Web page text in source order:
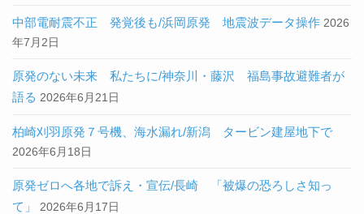
中部電耐震不正 発覚後も/浜岡原発 地震波データ操作 2026
年7月2日
原発のない未来 私たちに/神奈川・藤沢 福島事故避難者が
語る 2026年6月21日
柏崎刈羽原発７号機、海水漏れ/新潟 タービン建屋地下で
2026年6月18日
原発ゼロへ各地で訴え・宣伝/長崎 「被爆の恐ろしさ知っ
て」
2026年6月17日